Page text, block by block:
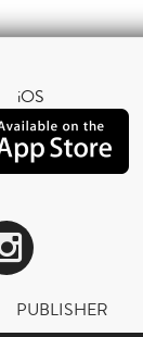
iOS
Instagram
PUBLISHER